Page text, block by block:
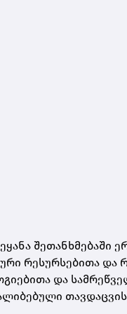
რესურსებითა
და